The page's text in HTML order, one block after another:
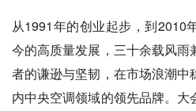
从1991年的创业起步，到2010
今的高质量发展，三十余载风雨
者的谦逊与坚韧，在市场浪潮中
内中央空调领域的领先品牌。